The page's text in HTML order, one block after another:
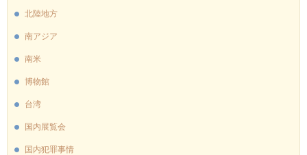
北陸地方
南アジア
南米
博物館
台湾
国内展覧会
国内犯罪事情